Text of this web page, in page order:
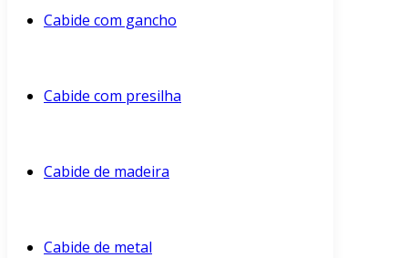
Cabide com gancho
Cabide com presilha
Cabide de madeira
Cabide de metal